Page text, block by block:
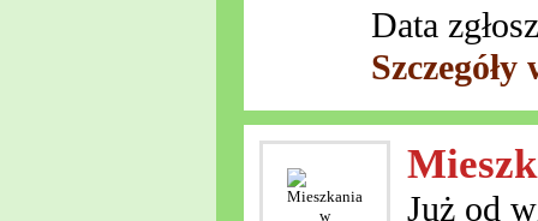
Data
Szczegóły
Już od